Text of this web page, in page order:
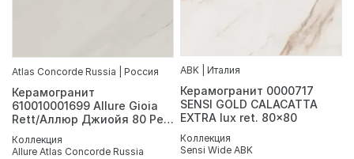
Atlas Concorde Russia | Россия
Керамогранит
610010001699 Allure Gioia
Rett/Аллюр Джиойя 80 Рет
80x80
Коллекция
Allure Atlas Concorde Russia
ABK | Италия
Керамогранит 0000717
SENSI GOLD CALACATTA
EXTRA lux ret. 80x80
Коллекция
Sensi Wide ABK